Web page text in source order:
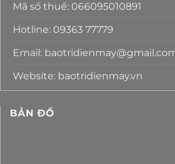
Mã số thuế: 066095010891
Hotline: 09363 77779
Email:
Website: baotridienmay.vn
BẢN ĐỒ